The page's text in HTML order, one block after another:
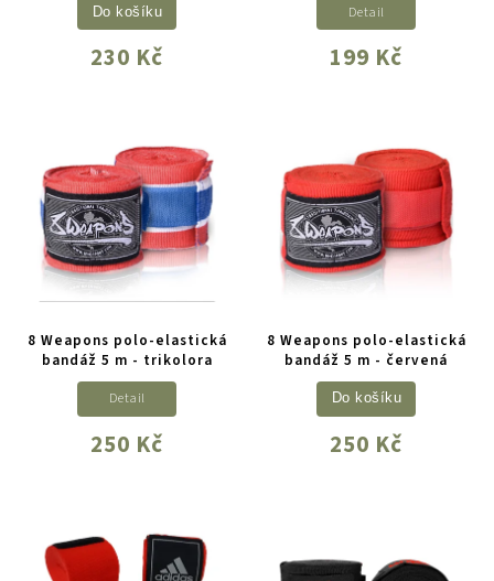
230 Kč
Do košíku
199 Kč
Detail
8 Weapons polo-elastická
bandáž 5 m - trikolora
250 Kč
Detail
8 Weapons polo-elastická
bandáž 5 m - červená
250 Kč
Do košíku